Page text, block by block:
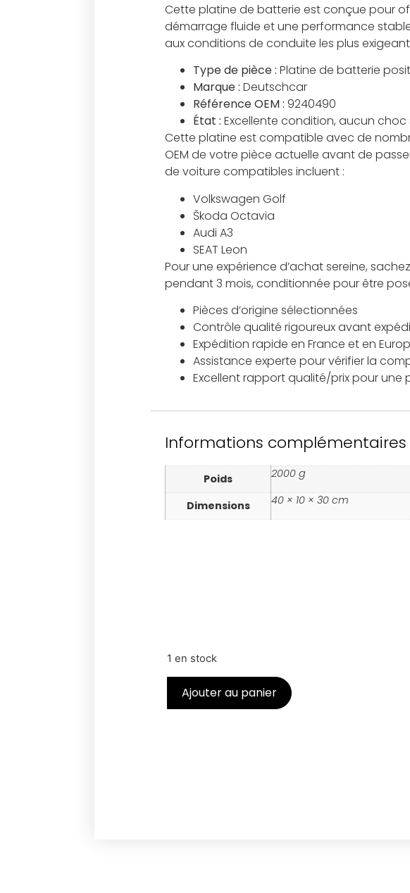
Cette platine de batterie est conçue pour
démarrage fluide et une performance
aux conditions de conduite les plus
Type de pièce : Platine de batterie
Marque : Deutschcar
Référence OEM : 9240490
État : Excellente condition, aucun choc
Cette platine est compatible avec de
OEM de votre pièce actuelle avant de
de voiture compatibles incluent :
Volkswagen Golf
Škoda Octavia
Audi A3
SEAT Leon
Pour une expérience d’achat sereine,
pendant 3 mois, conditionnée pour être
Pièces d’origine sélectionnées
Contrôle qualité rigoureux avant
Expédition rapide en France et en
Assistance experte pour vérifier la
Excellent rapport qualité/prix pour une
Informations complémentaires
Poids 2000 g
Dimensions 40 × 10 × 30 cm
1 en stock
Ajouter au panier